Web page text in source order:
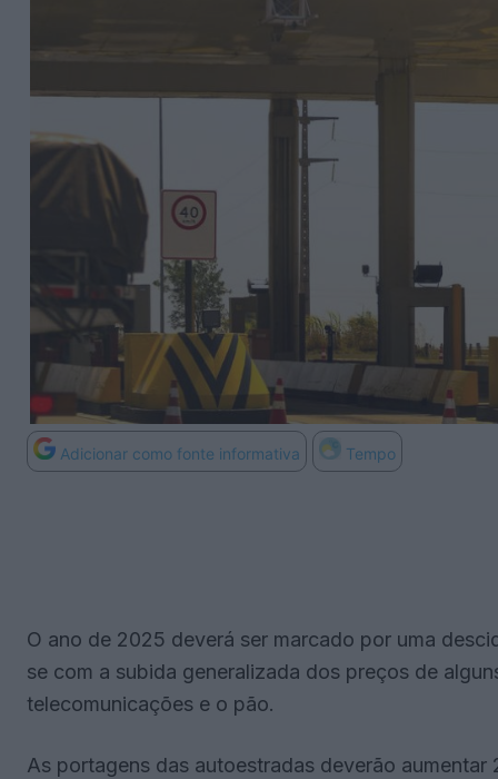
Adicionar como fonte informativa Tempo
O ano de 2025 deverá ser marcado por uma
se com a subida generalizada dos preços de
telecomunicações e o pão.
As portagens das autoestradas deverão